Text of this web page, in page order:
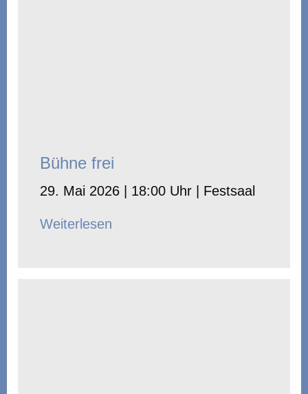
Bühne frei
29. Mai 2026 | 18:00 Uhr | Festsaal
Weiterlesen